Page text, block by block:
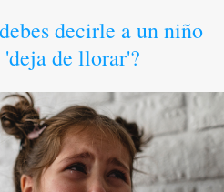
decirle a un niño
de llorar'?